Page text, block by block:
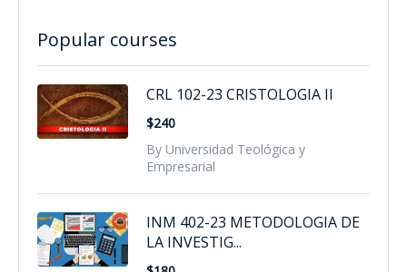
Popular courses
CRL 102-23 CRISTOLOGIA II
$240
By Universidad Teológica y
Empresarial
INM 402-23 METODOLOGIA DE
LA INVESTIG...